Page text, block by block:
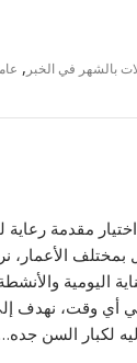
بالشهر في الخبر ,
اختيار مقدمة
الأعمار،
اليومية
أي وقت، نهدف
لكبار السن